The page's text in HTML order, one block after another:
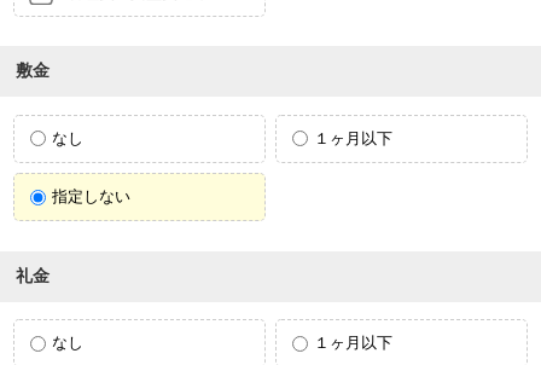
敷金
なし １ヶ月以下
指定しない
礼金
なし １ヶ月以下